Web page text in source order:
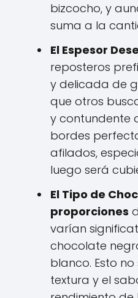
bizcocho, y
suma a la
El Espesor
reposteros
y delicada de
que otros
y contundente
bordes
afilados,
luego será
El Tipo de
proporciones
varían
chocolate
blanco. Esto
textura y el